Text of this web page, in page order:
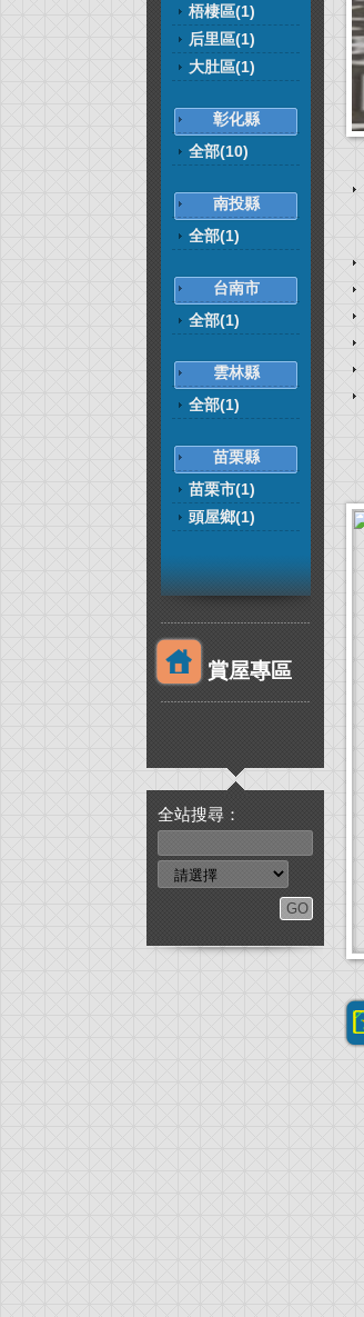
梧棲區(1)
后里區(1)
大肚區(1)
彰化縣
全部(10)
南投縣
全部(1)
台南市
全部(1)
雲林縣
全部(1)
苗栗縣
苗栗市(1)
頭屋鄉(1)
賞屋專區
全站搜尋：